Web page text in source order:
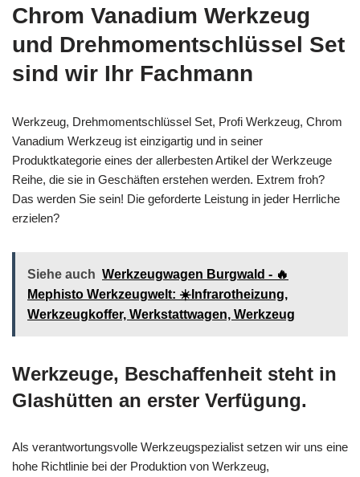
Chrom Vanadium Werkzeug
und Drehmomentschlüssel Set
sind wir Ihr Fachmann
Werkzeug, Drehmomentschlüssel Set, Profi Werkzeug, Chrom
Vanadium Werkzeug ist einzigartig und in seiner
Produktkategorie eines der allerbesten Artikel der Werkzeuge
Reihe, die sie in Geschäften erstehen werden. Extrem froh?
Das werden Sie sein! Die geforderte Leistung in jeder Herrliche
erzielen?
Siehe auch Werkzeugwagen Burgwald - 🔥
Mephisto Werkzeugwelt: ☀️Infrarotheizung,
Werkzeugkoffer, Werkstattwagen, Werkzeug
Werkzeuge, Beschaffenheit steht in
Glashütten an erster Verfügung.
Als verantwortungsvolle Werkzeugspezialist setzen wir uns eine
hohe Richtlinie bei der Produktion von Werkzeug,